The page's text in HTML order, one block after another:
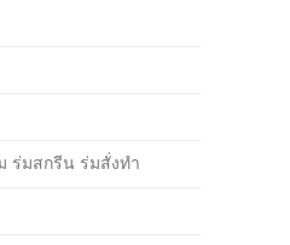
ร่มสกรีน ร่มสั่งทำ